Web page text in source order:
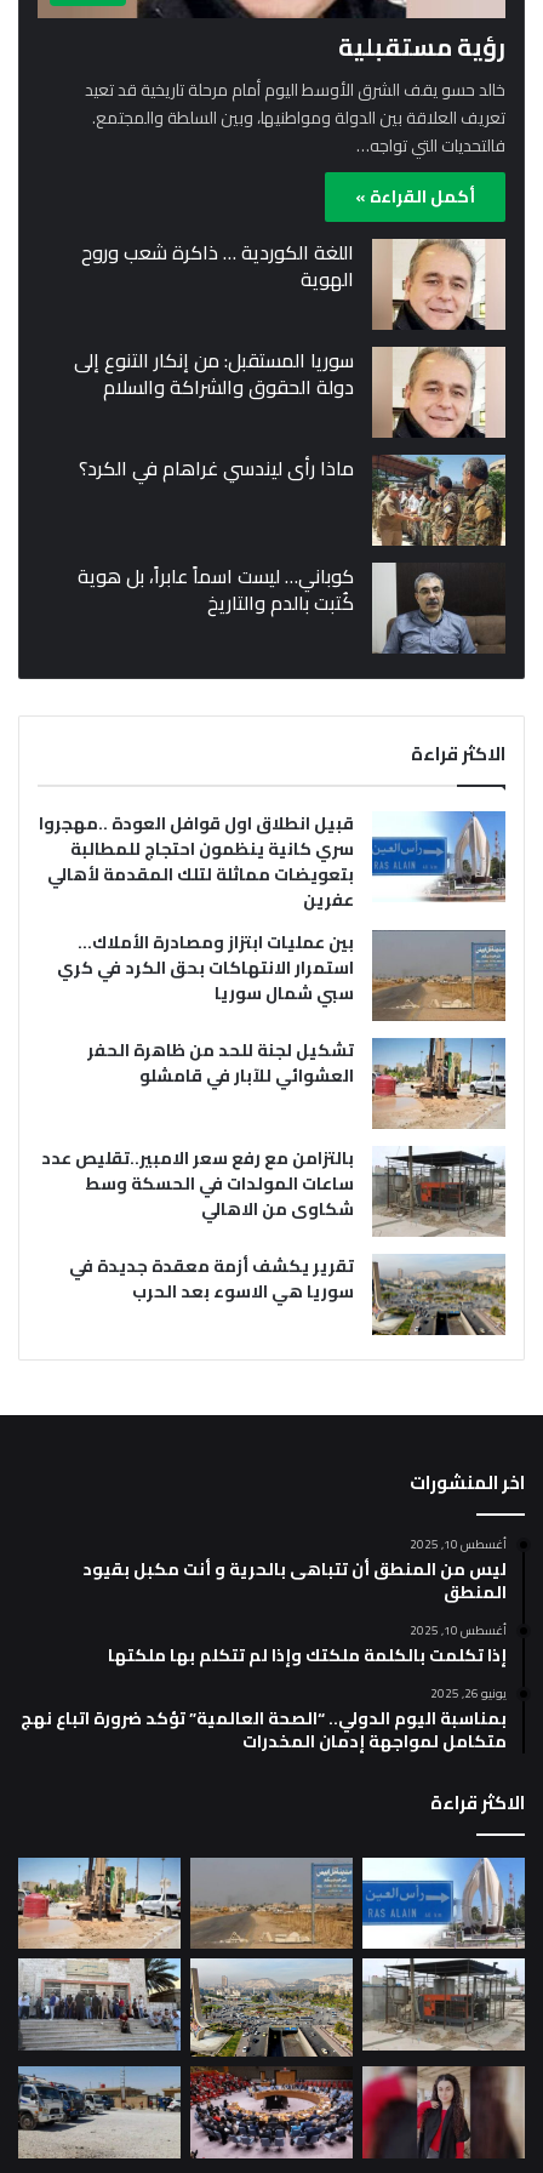
رؤية مستقبلية
خالد حسو يقف الشرق الأوسط اليوم أمام مرحلة تاريخية قد تعيد
تعريف العلاقة بين الدولة ومواطنيها، وبين السلطة والمجتمع.
فالتحديات التي تواجه…
أكمل القراءة »
اللغة الكوردية … ذاكرة شعب وروح
الهوية
سوريا المستقبل: من إنكار التنوع إلى
دولة الحقوق والشراكة والسلام
ماذا رأى ليندسي غراهام في الكرد؟
كوباني… ليست اسماً عابراً، بل هوية
كُتبت بالدم والتاريخ
الاكثر قراءة
قبيل انطلاق اول قوافل العودة ..مهجروا
سري كانية ينظمون احتجاج للمطالبة
بتعويضات مماثلة لتلك المقدمة لأهالي
عفرين
بين عمليات ابتزاز ومصادرة الأملاك…
استمرار الانتهاكات بحق الكرد في كري
سبي شمال سوريا
تشكيل لجنة للحد من ظاهرة الحفر
العشوائي للآبار في قامشلو
بالتزامن مع رفع سعر الامبير..تقليص عدد
ساعات المولدات في الحسكة وسط
شكاوى من الاهالي
تقرير يكشف أزمة معقدة جديدة في
سوريا هي الاسوء بعد الحرب
اخر المنشورات
أغسطس 10, 2025
ليس من المنطق أن تتباهى بالحرية و أنت مكبل بقيود
المنطق
أغسطس 10, 2025
إذا تكلمت بالكلمة ملكتك وإذا لم تتكلم بها ملكتها
يونيو 26, 2025
بمناسبة اليوم الدولي.. “الصحة العالمية” تؤكد ضرورة اتباع نهج
متكامل لمواجهة إدمان المخدرات
الاكثر قراءة